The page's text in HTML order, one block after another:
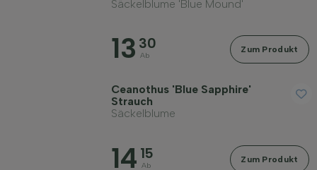
Säckelblume 'Blue Mound'
13 30
Ab
Zum Produkt
Ceanothus 'Blue Sapphire'
Strauch
Säckelblume
14 15
Ab
Zum Produkt